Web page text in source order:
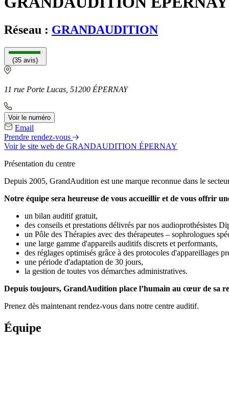
Réseau : GRANDAUDITION
(35 avis)
11 rue Porte Lucas, 51200 ÉPERNAY
Voir le numéro
Email
Prendre rendez-vous
Voir le site web de GRANDAUDITION ÉPERNAY
Présentation du centre
Depuis 2005, GrandAudition est une marque reconnue dans le
Notre équipe sera heureuse de vous accueillir et de vous offrir
un bilan auditif gratuit,
des conseils et prestations délivrés par nos audioprothésistes
un Pôle des Thérapies avec des thérapeutes – sophrologues
une large gamme d'appareils auditifs discrets et performants,
des réglages optimisés grâce à des protocoles d'appareillages
une période d'adaptation de 30 jours,
la gestion de toutes vos démarches administratives.
Depuis toujours, GrandAudition place l’humain au cœur de sa
Prenez dès maintenant rendez-vous dans notre centre auditif.
Équipe